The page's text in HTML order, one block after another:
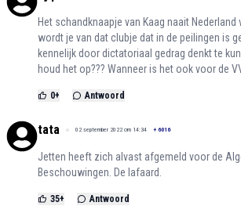
Het schandknaapje van Kaag naait Nederland
wordt je van dat clubje dat in de peilingen is
kennelijk door dictatoriaal gedrag denkt te
houd het op??? Wanneer is het ook voor de
0+ Antwoord
tata 02 september 2022 om 14:34 + 6016
Jetten heeft zich alvast afgemeld voor de
Beschouwingen. De lafaard.
35+ Antwoord